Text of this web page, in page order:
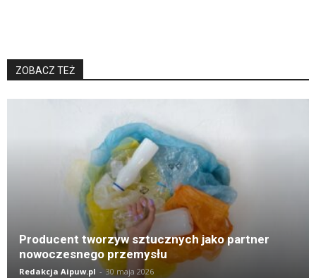
ZOBACZ TEŻ
Producent tworzyw sztucznych jako partner
nowoczesnego przemysłu
Redakcja Aipuw.pl - 30 maja 2026